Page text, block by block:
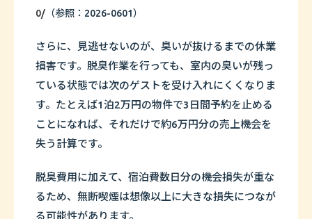
0/ （参照：2026-0601）
さらに、見逃せないのが、臭いが抜けるまでの休業
損害です。脱臭作業を行っても、室内の臭いが残っ
ている状態では次のゲストを受け入れにくくなりま
す。たとえば1泊2万円の物件で3日間予約を止める
ことになれば、それだけで約6万円分の売上機会を
失う計算です。
脱臭費用に加えて、宿泊費数日分の機会損失が重な
るため、無断喫煙は想像以上に大きな損失につなが
る可能性があります。